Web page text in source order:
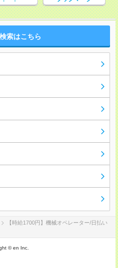
索はこちら
【時給1700円】機械オペレーター/日払い
© en Inc.